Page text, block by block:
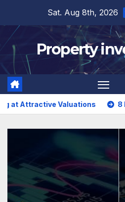
content
Sat. Aug 8th, 2026
Property
8 Mega-Caps With